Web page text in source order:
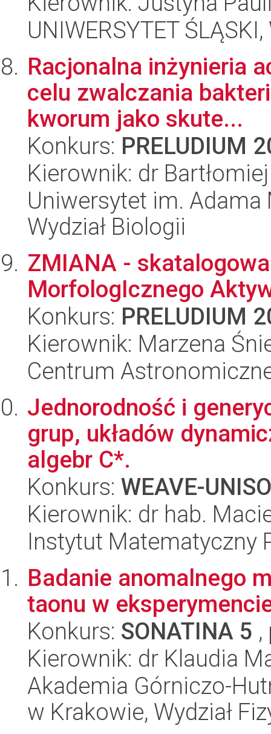
UNIWERSYTET
Racjonalna inżynieria
celu zwalczania
kworum jako skute...
Konkurs: PRELUDIUM
Kierownik: dr
Uniwersytet im.
Wydział Biologii
ZMIANA -
MorfologIcznego
Konkurs: PRELUDIUM
Kierownik: Marzena
Centrum
Jednorodność i
grup, układów
algebr C*.
Konkurs: WEAVE-
Kierownik: dr hab.
Instytut Matematyczny
Badanie anomalnego
taonu w
Konkurs: SONATINA 5
Kierownik: dr Klaudia
Akademia Górniczo-
w Krakowie, Wydział